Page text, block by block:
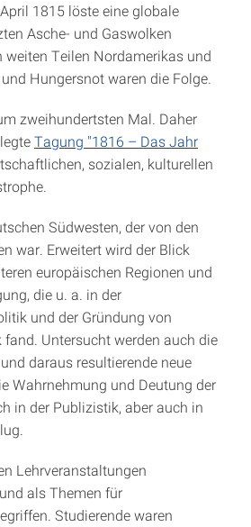
1815 löste eine globale
Asche- und Gaswolken
Teilen Nordamerikas und
Hungersnot waren die Folge.
zweihundertsten Mal. Daher
Tagung "1816 – Das Jahr
sozialen, kulturellen
Südwesten, der von den
war. Erweitert wird der Blick
europäischen Regionen und
die u. a. in der
und der Gründung von
Untersucht werden auch die
daraus resultierende neue
Wahrnehmung und Deutung der
in der Publizistik, aber auch in
Lehrveranstaltungen
als Themen für
Studierende waren